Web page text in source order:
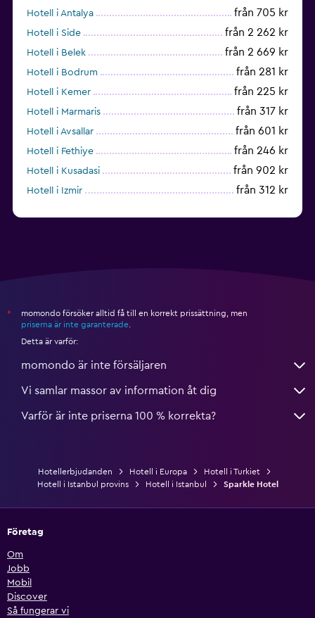
Hotell i Antalya från 705 kr
Hotell i Side från 2 262 kr
Hotell i Belek från 2 669 kr
Hotell i Bodrum från 281 kr
Hotell i Kemer från 225 kr
Hotell i Marmaris från 317 kr
Hotell i Avsallar från 601 kr
Hotell i Fethiye från 246 kr
Hotell i Kusadasi från 902 kr
Hotell i Izmir från 312 kr
*
momondo försöker alltid få till en korrekt prissättning, men
priserna är inte garanterade
Detta är varför:
momondo är inte försäljaren
Vi samlar massor av information åt dig
Varför är inte priserna 100 % korrekta?
Hotellerbjudanden Hotell i Europa
Hotell i Turkiet
Hotell i Istanbul provins
Hotell i Istanbul Sparkle Hotel
Företag
Om
Jobb
Mobil
Discover
Så fungerar vi